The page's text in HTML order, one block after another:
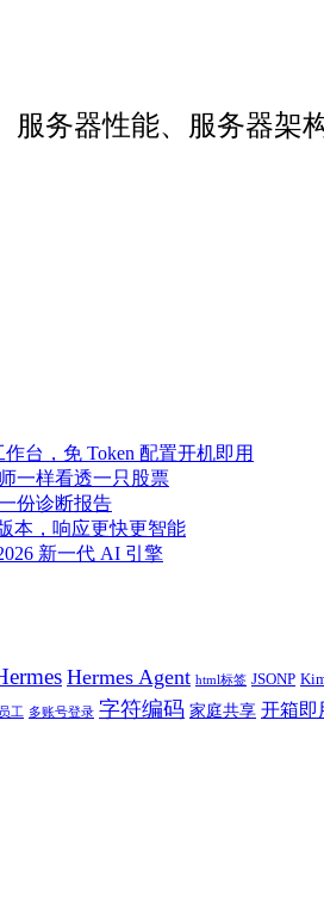
服务器性能、服务器
台，免 Token 配置开机即用
一样看透一只股票
份诊断报告
本，响应更快更智能
新一代 AI 引擎
Hermes Agent html标签 JSONP
工 多账号登录 字符编码 家庭共享 开箱即